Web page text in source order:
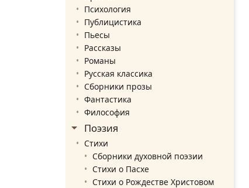
Психология
Публицистика
Пьесы
Рассказы
Романы
Русская классика
Сборники прозы
Фантастика
Философия
Поэзия
Стихи
Сборники духовной поэзии
Стихи о Пасхе
Стихи о Рождестве Христовом